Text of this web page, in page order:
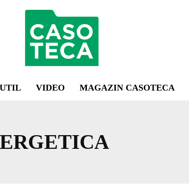
VIDEO MAGAZIN CASOTECA